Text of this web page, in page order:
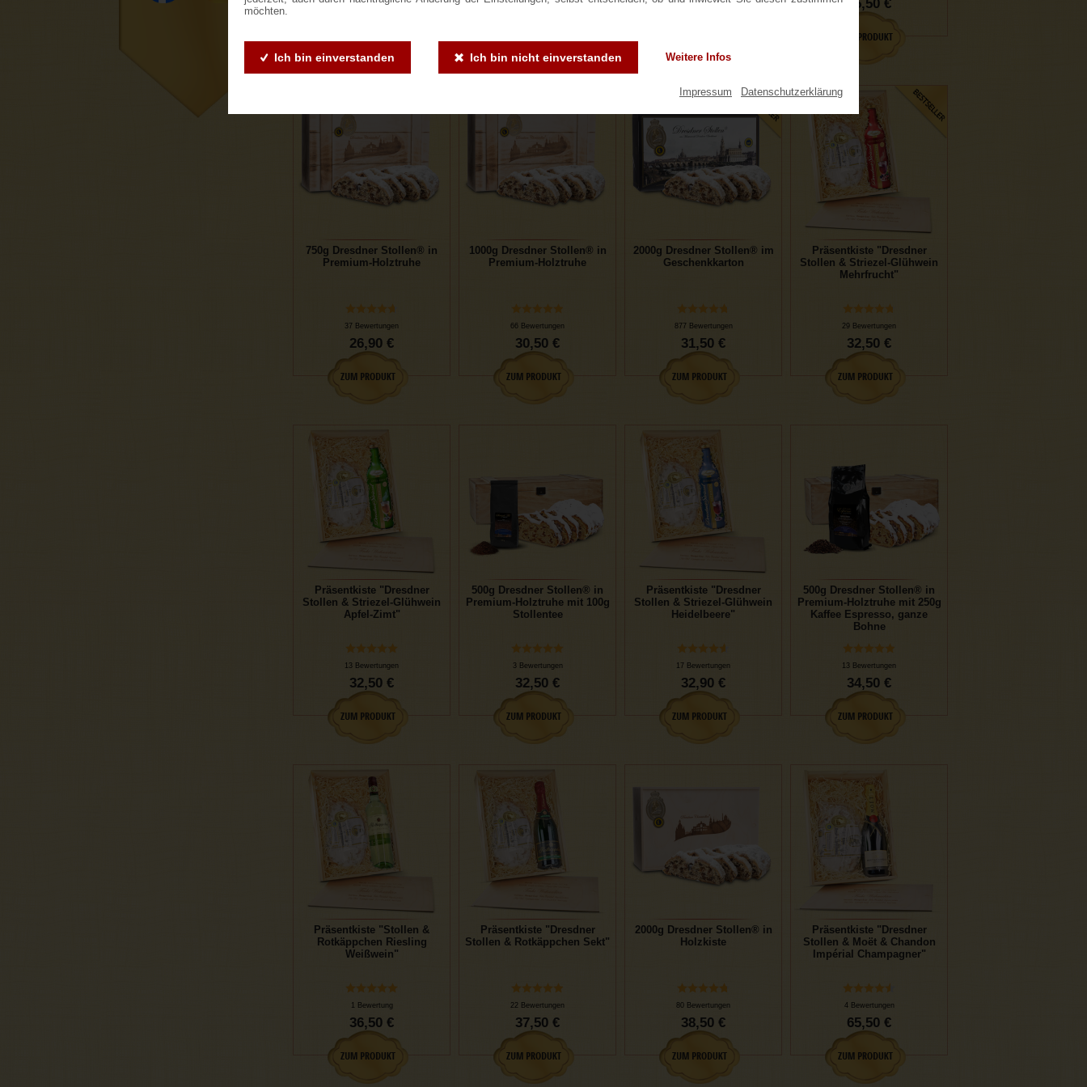
möchten.
Ich bin einverstanden Ich bin nicht einverstanden Weitere Infos
Impressum Datenschutzerklärung
23,50 € 24,50 € 25,50 € 25,50 €
750g Dresdner Stollen® in
Premium-Holztruhe
37 Bewertungen
26,90 €
1000g Dresdner Stollen® in
Premium-Holztruhe
66 Bewertungen
30,50 €
2000g Dresdner Stollen® im
Geschenkkarton
877 Bewertungen
31,50 €
Präsentkiste "Dresdner
Stollen & Striezel-Glühwein
Mehrfrucht"
29 Bewertungen
32,50 €
Präsentkiste "Dresdner
Stollen & Striezel-Glühwein
Apfel-Zimt"
13 Bewertungen
32,50 €
500g Dresdner Stollen® in
Premium-Holztruhe mit 100g
Stollentee
3 Bewertungen
32,50 €
Präsentkiste "Dresdner
Stollen & Striezel-Glühwein
Heidelbeere"
17 Bewertungen
32,90 €
500g Dresdner Stollen® in
Premium-Holztruhe mit 250g
Kaffee Espresso, ganze
Bohne
13 Bewertungen
34,50 €
Präsentkiste "Stollen &
Rotkäppchen Riesling
Weißwein"
1 Bewertung
36,50 €
Präsentkiste "Dresdner
Stollen & Rotkäppchen Sekt"
22 Bewertungen
37,50 €
2000g Dresdner Stollen® in
Holzkiste
80 Bewertungen
38,50 €
Präsentkiste "Dresdner
Stollen & Moët & Chandon
Impérial Champagner"
4 Bewertungen
65,50 €